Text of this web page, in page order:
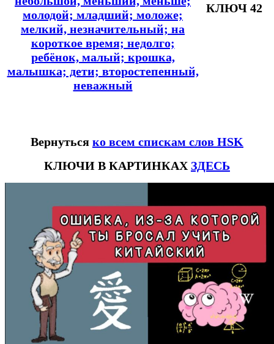
молодой; младший; моложе;
мелкий, незначительный; на
короткое время; недолго;
ребёнок, малый; крошка,
малышка; дети; второстепенный,
неважный
КЛЮЧ 42
Вернуться ко всем спискам слов HSK
КЛЮЧИ В КАРТИНКАХ ЗДЕСЬ